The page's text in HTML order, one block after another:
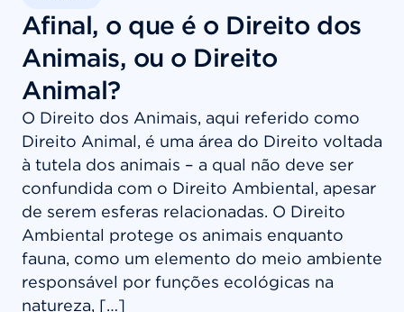
Afinal, o que é o Direito dos
Animais, ou o Direito
Animal?
O Direito dos Animais, aqui referido como
Direito Animal, é uma área do Direito voltada
à tutela dos animais – a qual não deve ser
confundida com o Direito Ambiental, apesar
de serem esferas relacionadas. O Direito
Ambiental protege os animais enquanto
fauna, como um elemento do meio ambiente
responsável por funções ecológicas na
natureza, […]